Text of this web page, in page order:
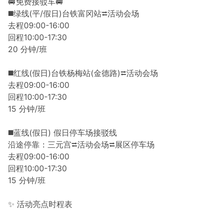
◼️绿线(平/假日)台铁富冈站⮂活动会场
去程09:00-16:00
回程10:00-17:30
20 分钟/班
◼️红线(假日)台铁杨梅站(金德路)⮂活动会场
去程09:00-16:00
回程10:00-17:30
15 分钟/班
◼️蓝线(假日) 假日停车场接驳线
沿途停靠：三元宫⮂活动会场⮂展区停车场
去程09:00-16:00
回程10:00-17:30
15 分钟/班
✨ 活动亮点时程表